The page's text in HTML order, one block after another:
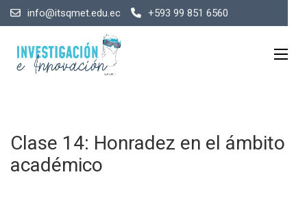
info@itsqmet.edu.ec +593 99 851 6560
Clase 14: Honradez en el ámbito
académico